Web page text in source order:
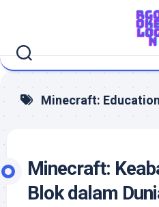
Minecraft:
Minecraft:
Blok dalam